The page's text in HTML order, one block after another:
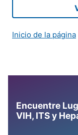
Inicio de la página
Encuentre
VIH, ITS y